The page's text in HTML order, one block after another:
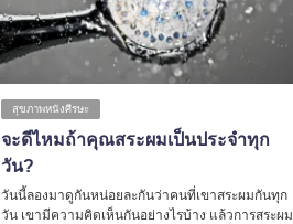
สุขภาพหนังศีรษะ
จะดีไหมถ้าคุณสระผมเป็นประจำทุก
วัน?
วันนี้ลองมาดูกันหน่อยละกันว่าคนที่เขาสระผมกันทุก
วัน เขามีความคิดเห็นกันอย่างไรบ้าง แล้วการสระผม